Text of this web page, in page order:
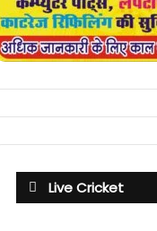
Live Cricket